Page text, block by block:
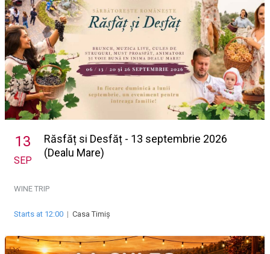
13
SEP
Răsfăț si Desfăț - 13 septembrie 2026
(Dealu Mare)
WINE TRIP
Starts at 12:00 | Casa Timiș